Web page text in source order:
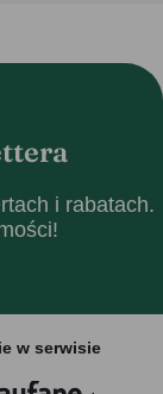
i rabatach.
w serwisie